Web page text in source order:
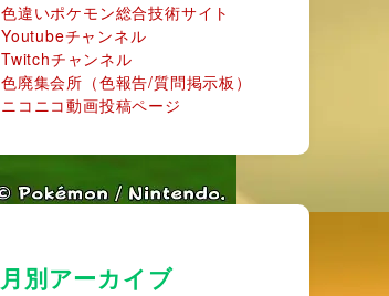
色違いポケモン総合技術サイト
Youtubeチャンネル
Twitchチャンネル
色廃集会所（色報告/質問掲示板）
ニコニコ動画投稿ページ
月別アーカイブ